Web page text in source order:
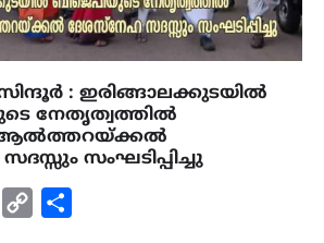
: ഇരിങ്ങാലക്കുടയിൽ
നേതൃത്വത്തിൽ
ആൽത്തറയ്ക്കൽ
സംഘടിപ്പിച്ചു
TwitterCopy